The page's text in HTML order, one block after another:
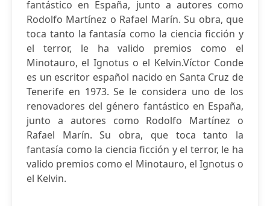
fantástico en España, junto a autores como
Rodolfo Martínez o Rafael Marín. Su obra, que
toca tanto la fantasía como la ciencia ficción y
el terror, le ha valido premios como el
Minotauro, el Ignotus o el Kelvin.Víctor Conde
es un escritor español nacido en Santa Cruz de
Tenerife en 1973. Se le considera uno de los
renovadores del género fantástico en España,
junto a autores como Rodolfo Martínez o
Rafael Marín. Su obra, que toca tanto la
fantasía como la ciencia ficción y el terror, le ha
valido premios como el Minotauro, el Ignotus o
el Kelvin.